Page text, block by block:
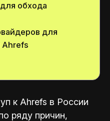
обхода
для
Ahrefs
к Ahrefs в России
ряду причин,